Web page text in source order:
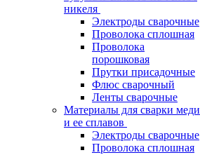
никеля
Электроды сварочные
Проволока сплошная
Проволока
порошковая
Прутки присадочные
Флюс сварочный
Ленты сварочные
Материалы для сварки меди
и ее сплавов
Электроды сварочные
Проволока сплошная